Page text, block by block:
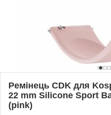
Ремінець CDK для
22 mm Silicone Sport
(pink)